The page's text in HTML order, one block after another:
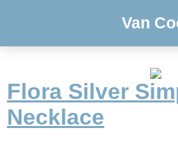
Van
Flora Silver
Necklace